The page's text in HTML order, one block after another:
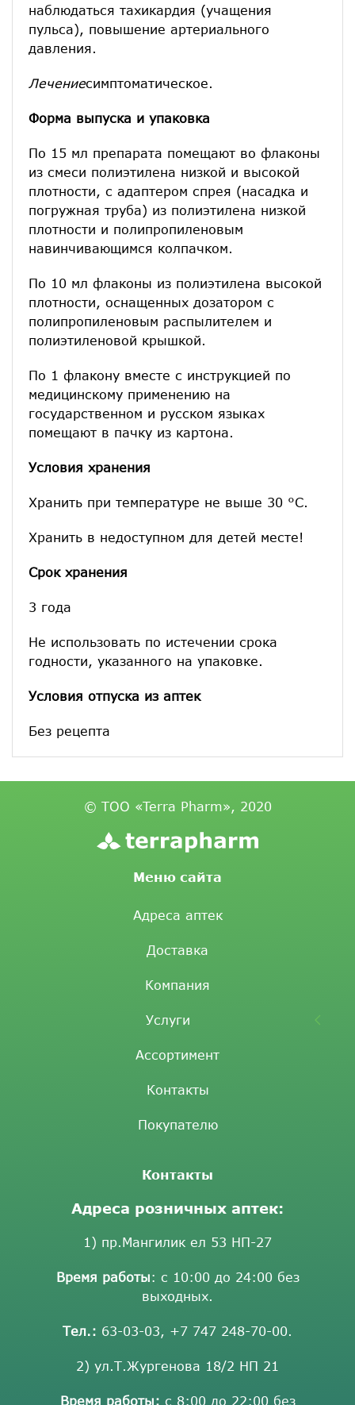
наблюдаться тахикардия (учащения
пульса), повышение артериального
давления.
Лечениесимптоматическое.
Форма выпуска и упаковка
По 15 мл препарата помещают во флаконы
из смеси полиэтилена низкой и высокой
плотности, с адаптером спрея (насадка и
погружная труба) из полиэтилена низкой
плотности и полипропиленовым
навинчивающимся колпачком.
По 10 мл флаконы из полиэтилена высокой
плотности, оснащенных дозатором с
полипропиленовым распылителем и
полиэтиленовой крышкой.
По 1 флакону вместе с инструкцией по
медицинскому применению на
государственном и русском языках
помещают в пачку из картона.
Условия хранения
Хранить при температуре не выше 30 °С.
Хранить в недоступном для детей месте!
Срок хранения
3 года
Не использовать по истечении срока
годности, указанного на упаковке.
Условия отпуска из аптек
Без рецепта
© ТОО «Terra Pharm», 2020
Меню сайта
Адреса аптек
Доставка
Компания
Услуги
Ассортимент
Контакты
Покупателю
Контакты
Адреса розничных аптек:
1) пр.Мангилик ел 53 НП-27
Время работы: с 10:00 до 24:00 без
выходных.
Тел.: 63-03-03, +7 747 248-70-00.
2) ул.Т.Жургенова 18/2 НП 21
Время работы: с 8:00 до 22:00 без